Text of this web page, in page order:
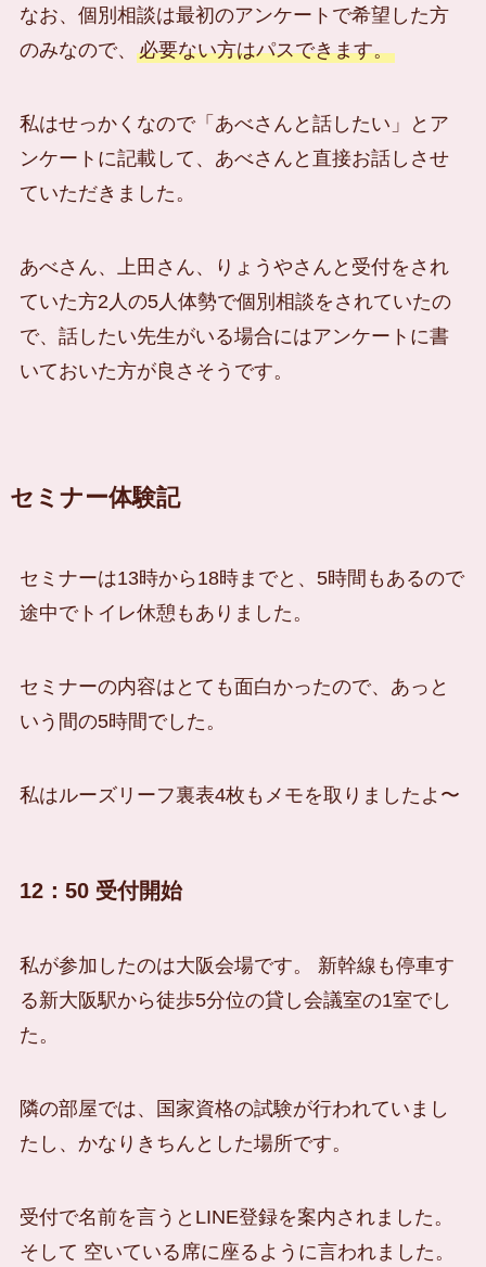
なお、個別相談は最初のアンケートで希望した方
のみなので、 必要ない方はパスできます。
私はせっかくなので「あべさんと話したい」とア
ンケートに記載して、あべさんと直接お話しさせ
ていただきました。
あべさん、上田さん、りょうやさんと受付をされ
ていた方2人の5人体勢で個別相談をされていたの
で、話したい先生がいる場合にはアンケートに書
いておいた方が良さそうです。
セミナー体験記
セミナーは13時から18時までと、5時間もあるので
途中でトイレ休憩もありました。
セミナーの内容はとても面白かったので、あっと
いう間の5時間でした。
私はルーズリーフ裏表4枚もメモを取りましたよ〜
12：50 受付開始
私が参加したのは大阪会場です。 新幹線も停車す
る新大阪駅から徒歩5分位の貸し会議室の1室でし
た。
隣の部屋では、国家資格の試験が行われていまし
たし、かなりきちんとした場所です。
受付で名前を言うとLINE登録を案内されました。
そして 空いている席に座るように言われました。